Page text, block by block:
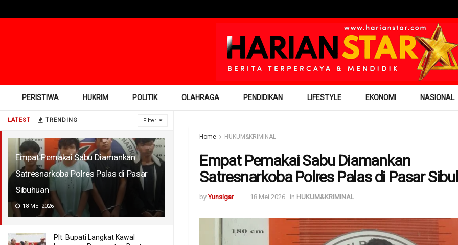
LATEST TRENDING Filter
Empat Pemakai Sabu Diamankan
Satresnarkoba Polres Palas di Pasar
Sibuhuan
18 MEI 2026
Plt. Bupati Langkat Kawal
PERISTIWA HUKRIM POLITIK OLAHRAGA PENDIDIKAN LIFESTYLE EKONOMI NASIONAL
Home HUKUM&KRIMINAL
Empat Pemakai Sabu Diamankan
Satresnarkoba Polres Palas di Pasar
by Yunsigar 18 Mei 2026 in HUKUM&KRIMINAL